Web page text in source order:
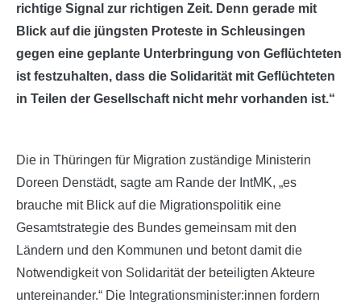
richtige Signal zur richtigen Zeit. Denn gerade mit
Blick auf die jüngsten Proteste in Schleusingen
gegen eine geplante Unterbringung von Geflüchteten
ist festzuhalten, dass die Solidarität mit Geflüchteten
in Teilen der Gesellschaft nicht mehr vorhanden ist.“
Die in Thüringen für Migration zuständige Ministerin
Doreen Denstädt, sagte am Rande der IntMK, „es
brauche mit Blick auf die Migrationspolitik eine
Gesamtstrategie des Bundes gemeinsam mit den
Ländern und den Kommunen und betont damit die
Notwendigkeit von Solidarität der beteiligten Akteure
untereinander.“ Die Integrationsminister:innen fordern